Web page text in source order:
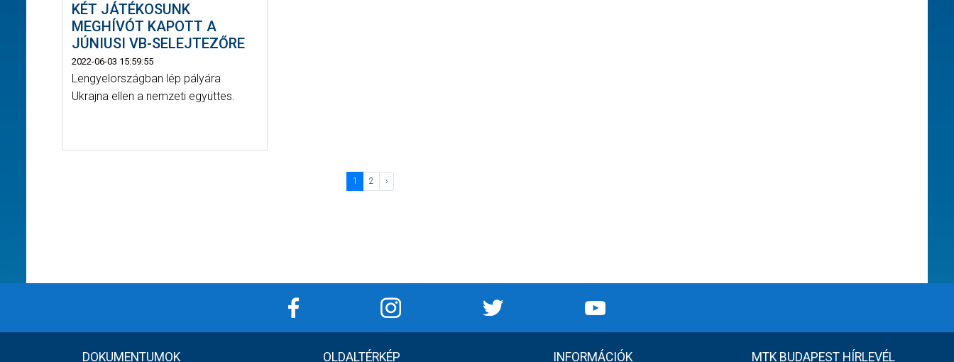
KÉT JÁTÉKOSUNK
MEGHÍVÓT KAPOTT A
JÚNIUSI VB-SELEJTEZŐRE
2022-06-03 15:59:55
Lengyelországban lép pályára
Ukrajna ellen a nemzeti együttes.
1 2 ›
DOKUMENTUMOK OLDALTÉRKÉP INFORMÁCIÓK MTK BUDAPEST HÍRLEVÉL